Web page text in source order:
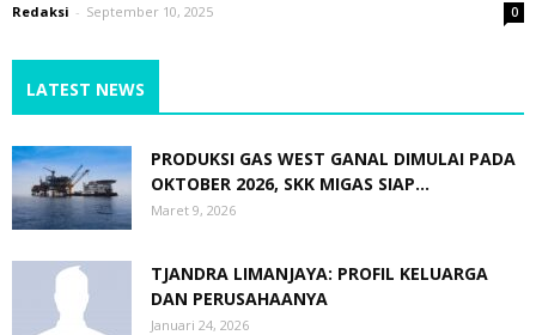
Redaksi - September 10, 2025 0
LATEST NEWS
PRODUKSI GAS WEST GANAL DIMULAI PADA
OKTOBER 2026, SKK MIGAS SIAP...
Maret 9, 2026
TJANDRA LIMANJAYA: PROFIL KELUARGA
DAN PERUSAHAANYA
Januari 24, 2026